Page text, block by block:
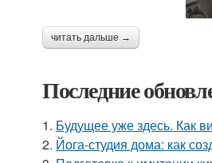
читать дальше →
Последние
1. Будущее уже здесь. Как
2. Йога-студия дома: как